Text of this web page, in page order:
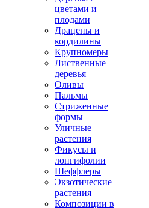
цветами и
плодами
Драцены и
кордилины
Крупномеры
Лиственные
деревья
Оливы
Пальмы
Стриженные
формы
Уличные
растения
Фикусы и
лонгифолии
Шеффлеры
Экзотические
растения
Композиции в